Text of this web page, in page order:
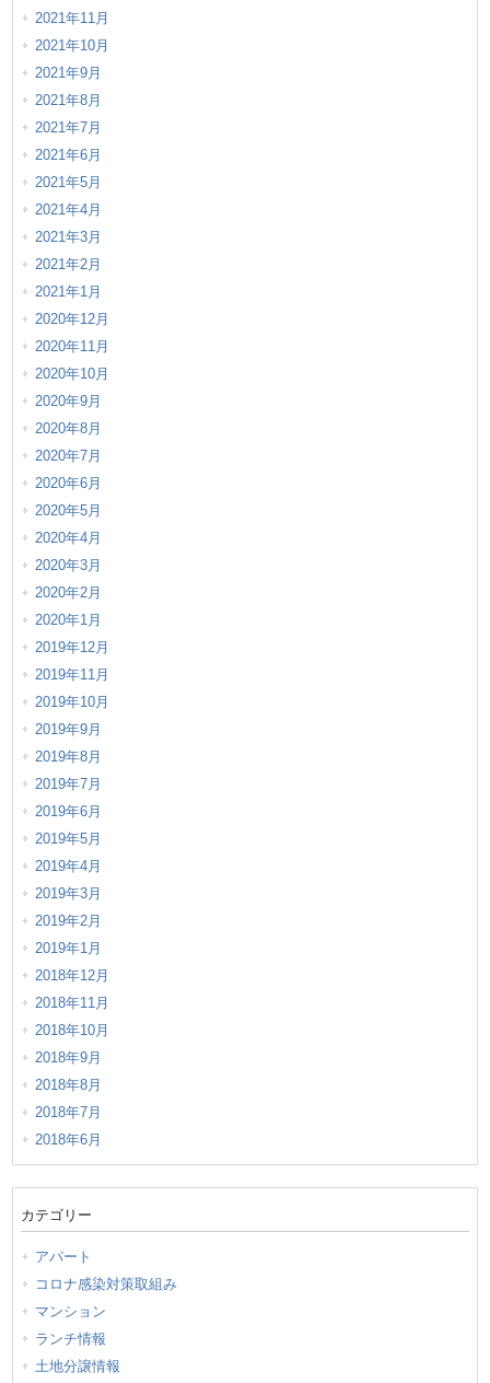
2021年11月
2021年10月
2021年9月
2021年8月
2021年7月
2021年6月
2021年5月
2021年4月
2021年3月
2021年2月
2021年1月
2020年12月
2020年11月
2020年10月
2020年9月
2020年8月
2020年7月
2020年6月
2020年5月
2020年4月
2020年3月
2020年2月
2020年1月
2019年12月
2019年11月
2019年10月
2019年9月
2019年8月
2019年7月
2019年6月
2019年5月
2019年4月
2019年3月
2019年2月
2019年1月
2018年12月
2018年11月
2018年10月
2018年9月
2018年8月
2018年7月
2018年6月
カテゴリー
アパート
コロナ感染対策取組み
マンション
ランチ情報
土地分譲情報